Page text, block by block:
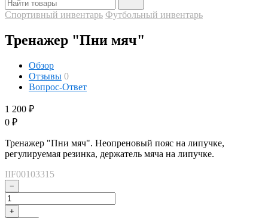
Спортивный инвентарь Футбольный инвентарь
Тренажер "Пни мяч"
Обзор
Отзывы 0
Вопрос-Ответ
1 200 ₽
0 ₽
Тренажер "Пни мяч". Неопреновый пояс на липучке,
регулируемая резинка, держатель мяча на липучке.
IIF00103315
−
+